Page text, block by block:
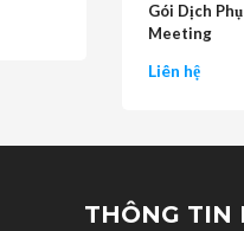
Gói Dịch
Meeting
Liên hệ
THÔNG TIN